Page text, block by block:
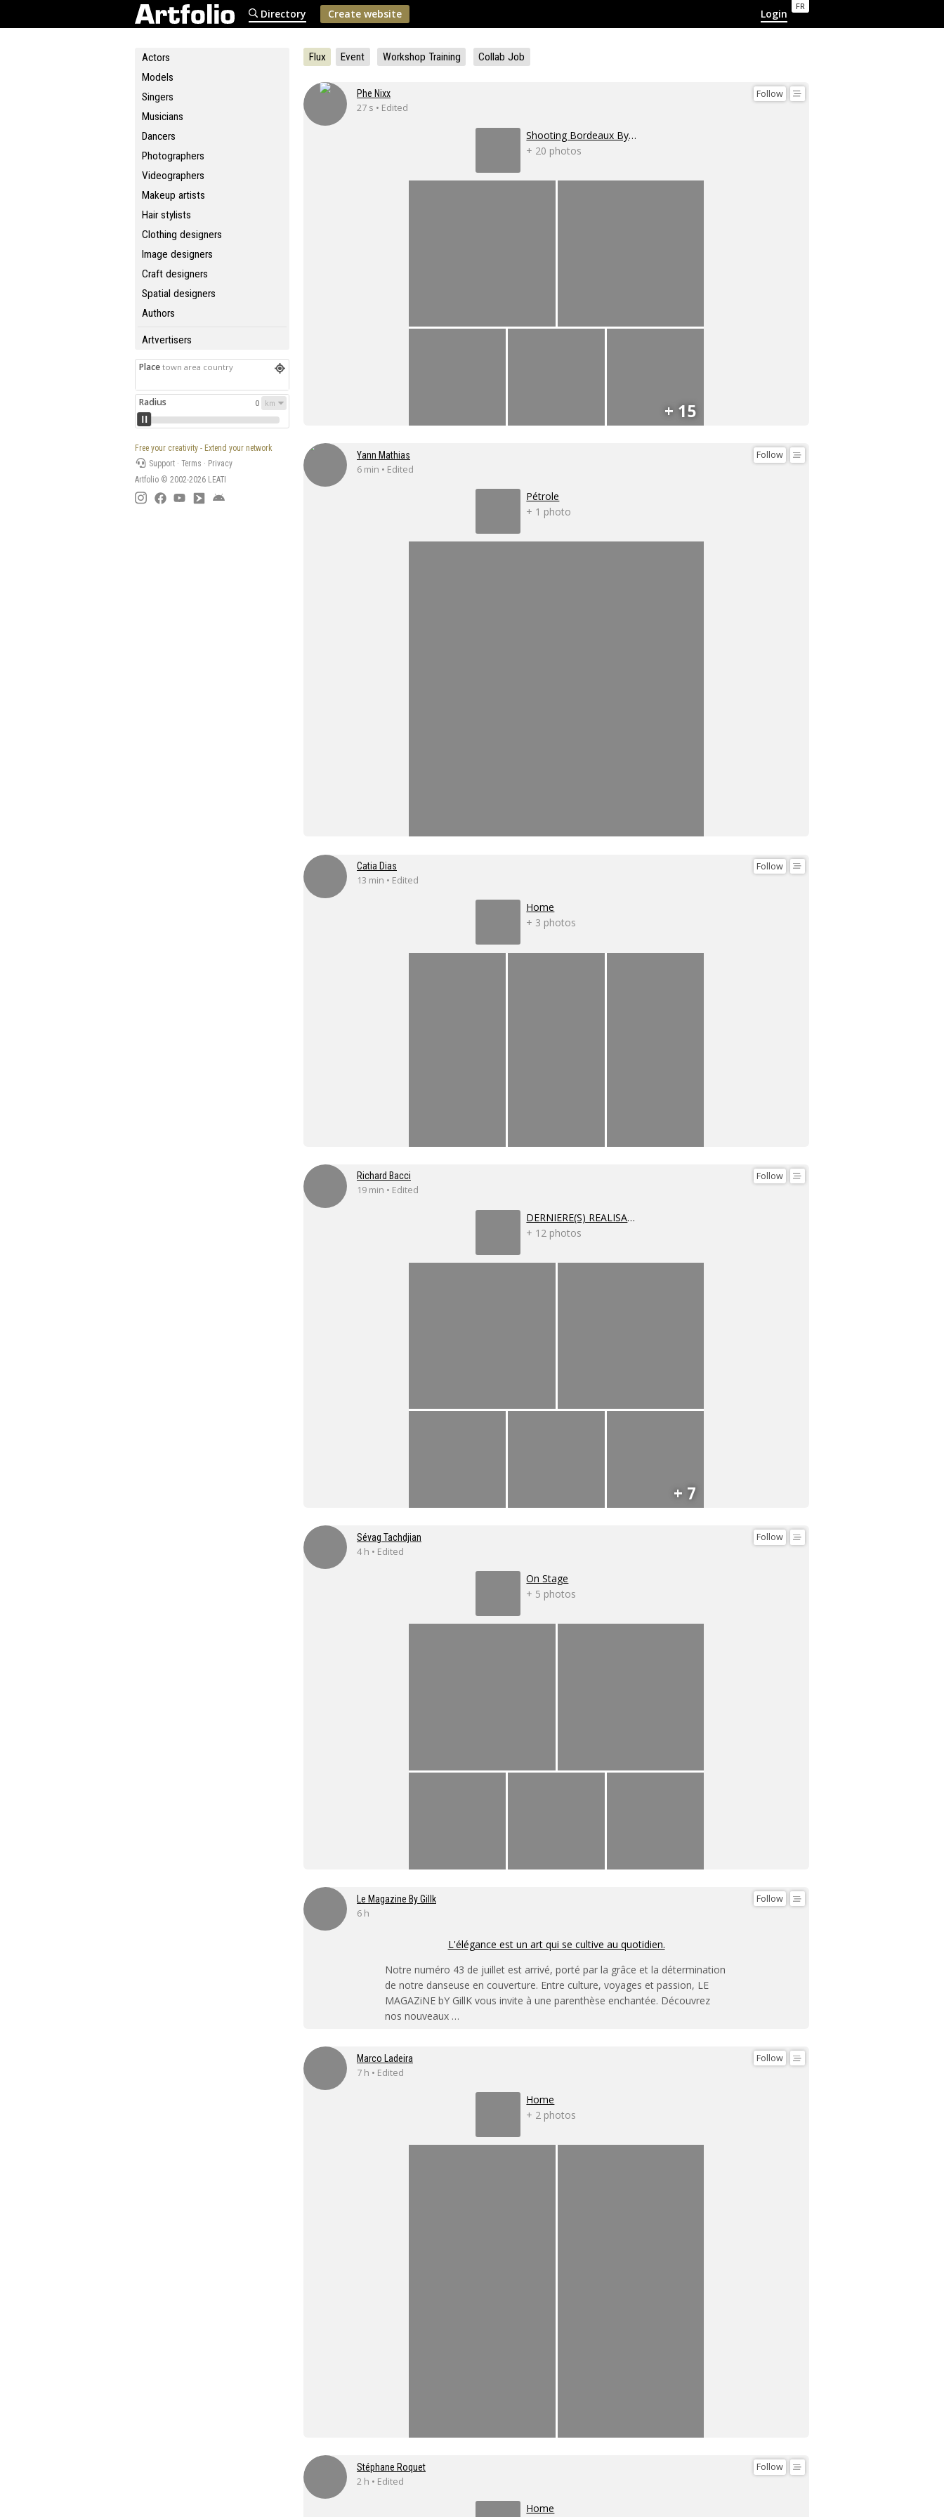
FR
Directory Create website Login
Actors
Models
Singers
Musicians
Dancers
Photographers
Videographers
Makeup artists
Hair stylists
Clothing designers
Image designers
Craft designers
Spatial designers
Authors
Artvertisers
Place town area country
Radius 0
Free your creativity - Extend your network
Support ·Terms · Privacy
Artfolio © 2002-2026 LEATI
Flux Event Workshop Training Collab Job
Follow
Phe Nixx
27 s • Edited
Shooting Bordeaux By day
+ 20 photos
+ 15
Follow
Yann Mathias
6 min • Edited
Pétrole
+ 1 photo
Follow
Catia Dias
13 min • Edited
Home
+ 3 photos
Follow
Richard Bacci
19 min • Edited
DERNIERE(S) REALISATION(S)
+ 12 photos
+ 7
Follow
Sévag Tachdjian
4 h • Edited
On Stage
+ 5 photos
Follow
Le Magazine By Gillk
6 h
L'élégance est un art qui se cultive au quotidien.
Notre numéro 43 de juillet est arrivé, porté par la grâce et la détermination
de notre danseuse en couverture. Entre culture, voyages et passion, LE
MAGAZiNE bY GillK vous invite à une parenthèse enchantée. Découvrez
nos nouveaux …
Follow
Marco Ladeira
7 h • Edited
Home
+ 2 photos
Follow
Stéphane Roquet
2 h • Edited
Home